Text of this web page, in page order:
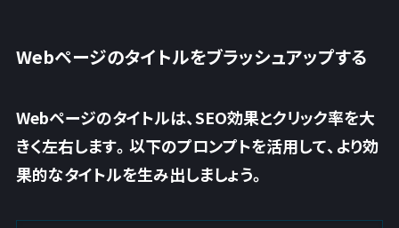
Webページのタイトルをブラッシュアップする
Webページのタイトルは、SEO効果とクリック率を大
きく左右します。以下のプロンプトを活用して、より効
果的なタイトルを生み出しましょう。